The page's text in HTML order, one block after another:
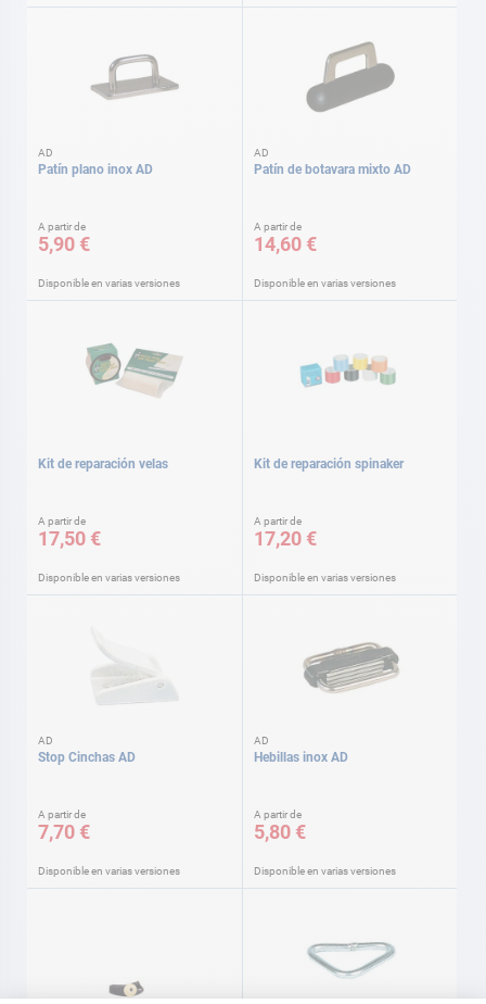
AD
Patín plano inox AD
A partir de
5,90 €
Disponible en varias versiones
AD
Patín de botavara mixto AD
A partir de
14,60 €
Disponible en varias versiones
Kit de reparación velas
A partir de
17,50 €
Disponible en varias versiones
Kit de reparación spinaker
A partir de
17,20 €
Disponible en varias versiones
AD
Stop Cinchas AD
A partir de
7,70 €
Disponible en varias versiones
AD
Hebillas inox AD
A partir de
5,80 €
Disponible en varias versiones